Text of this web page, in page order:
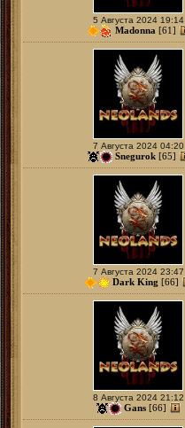
5 Августа 2024 19:14
Madonna [61]
7 Августа 2024 04:20
Snegurok [65]
7 Августа 2024 23:47
Dark King [66]
8 Августа 2024 21:12
Gans [66]